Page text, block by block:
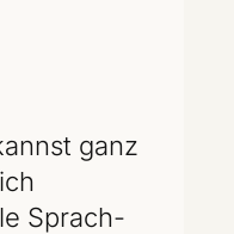
ganz
Sprach-